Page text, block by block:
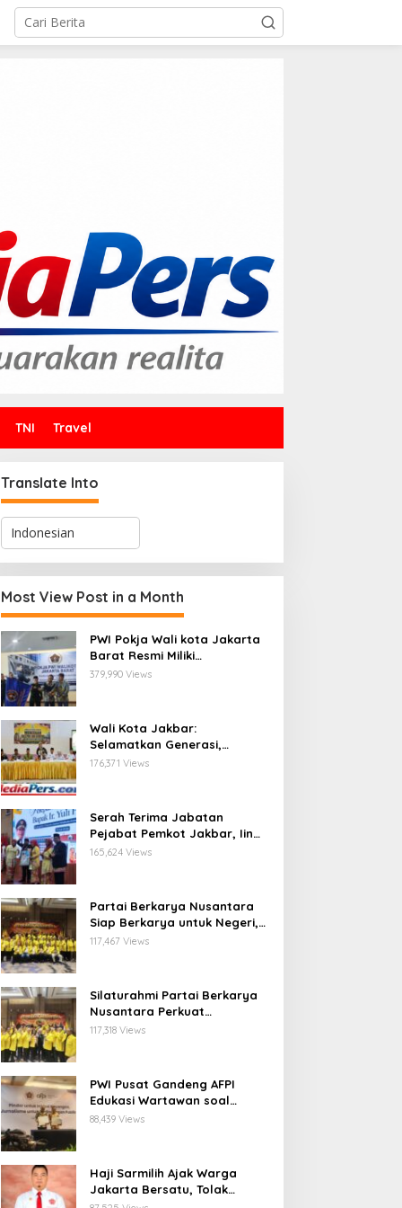
TNI Travel
Translate Into
Most View Post in a Month
PWI Pokja Wali kota Jakarta
Barat Resmi Miliki
Kepengurusan dan
Sarat Makna
379,990 Views
Wali Kota Jakbar:
Selamatkan Generasi,
Hentikan Bullying dan
176,371 Views
Serah Terima Jabatan
Pejabat Pemkot Jakbar, Iin
Mutmainnah: Mutasi Adalah
165,624 Views
Partai Berkarya Nusantara
Siap Berkarya untuk Negeri,
Kawal Program Prabowo dan
117,467 Views
Silaturahmi Partai Berkarya
Nusantara Perkuat
Konsolidasi Organisasi dan
117,318 Views
PWI Pusat Gandeng AFPI
Edukasi Wartawan soal
Pindar dan Perlindungan
88,439 Views
Haji Sarmilih Ajak Warga
Jakarta Bersatu, Tolak